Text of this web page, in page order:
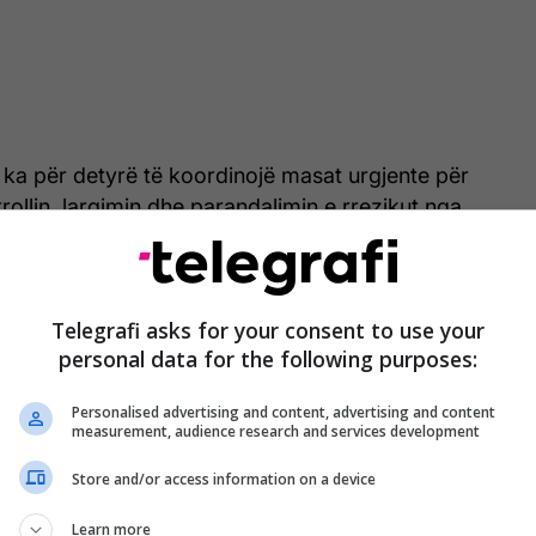
për detyrë të koordinojë masat urgjente për
largimin dhe parandalimin e rrezikut nga
hapësirave të QKUK-së.
Dhjetëra qenë sulmojnë një 15-vjeçare në
oborrin e QKUK-së, flasin nga Komuna e
Prishtinës
mekanizmi janë përfaqësues të strukturave të
Telegrafi asks for your consent to use your
personal data for the following purposes:
Personalised advertising and content, advertising and content
measurement, audience research and services development
Store and/or access information on a device
Learn more